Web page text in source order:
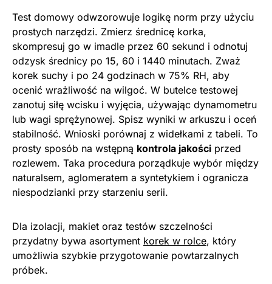
Test domowy odwzorowuje logikę norm przy użyciu
prostych narzędzi. Zmierz średnicę korka,
skompresuj go w imadle przez 60 sekund i odnotuj
odzysk średnicy po 15, 60 i 1440 minutach. Zważ
korek suchy i po 24 godzinach w 75% RH, aby
ocenić wrażliwość na wilgoć. W butelce testowej
zanotuj siłę wcisku i wyjęcia, używając dynamometru
lub wagi sprężynowej. Spisz wyniki w arkuszu i oceń
stabilność. Wnioski porównaj z widełkami z tabeli. To
prosty sposób na wstępną kontrola jakości przed
rozlewem. Taka procedura porządkuje wybór między
naturalsem, aglomeratem a syntetykiem i ogranicza
niespodzianki przy starzeniu serii.
Dla izolacji, makiet oraz testów szczelności
przydatny bywa asortyment korek w rolce, który
umożliwia szybkie przygotowanie powtarzalnych
próbek.